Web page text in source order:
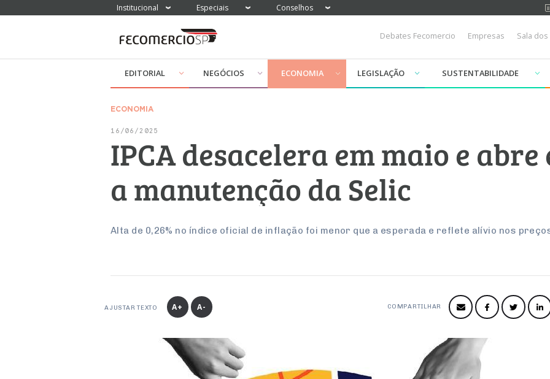
Institucional Especiais Conselhos
Debates Fecomercio Empresas Sala
EDITORIAL NEGÓCIOS ECONOMIA LEGISLAÇÃO SUSTENTABILIDADE
ECONOMIA
16/06/2025
IPCA desacelera em maio e
a manutenção da Selic
Alta de 0,26% no índice oficial de inflação foi menor que a esperada e reflete alívio nos
AJUSTAR TEXTO A+ A- COMPARTILHAR